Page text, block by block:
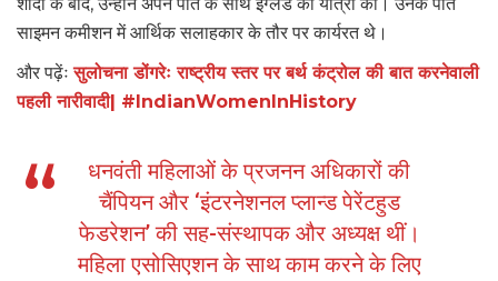
शादी के बाद, उन्होंने अपने पति के साथ इंग्लैंड की यात्रा की। उनके पति
साइमन कमीशन में आर्थिक सलाहकार के तौर पर कार्यरत थे।
और पढ़ेंःसुलोचना डोंगरेः राष्ट्रीय स्तर पर बर्थ कंट्रोल की बात करनेवाली
पहली नारीवादी| #IndianWomenInHistory
धनवंती महिलाओं के प्रजनन अधिकारों की
चैंपियन और ‘इंटरनेशनल प्लान्ड पेरेंटहुड
फेडरेशन’ की सह-संस्थापक और अध्यक्ष थीं।
महिला एसोसिएशन के साथ काम करने के लिए